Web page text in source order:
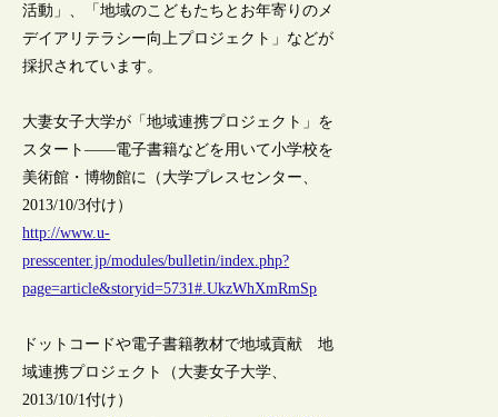
活動」、「地域のこどもたちとお年寄りのメ
デイアリテラシー向上プロジェクト」などが
採択されています。
大妻女子大学が「地域連携プロジェクト」を
スタート――電子書籍などを用いて小学校を
美術館・博物館に（大学プレスセンター、
2013/10/3付け）
http://www.u-
presscenter.jp/modules/bulletin/index.php?
page=article&storyid=5731#.UkzWhXmRmSp
ドットコードや電子書籍教材で地域貢献 地
域連携プロジェクト（大妻女子大学、
2013/10/1付け）